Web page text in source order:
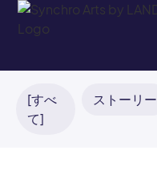
[すべ
て]
ストーリー